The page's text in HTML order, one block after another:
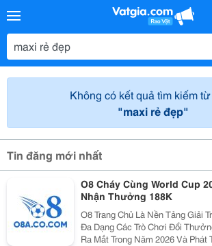
Không có kết quả tìm kiếm
"maxi rẻ đẹp"
Tin đăng mới nhất
O8 Cháy Cùng World Cup
Nhận Thưởng 188K
O8 Trang Chủ Là Nền Tảng Giải
Đa Dạng Các Trò Chơi Đổi
Ra Mắt Trong Năm 2026 Và